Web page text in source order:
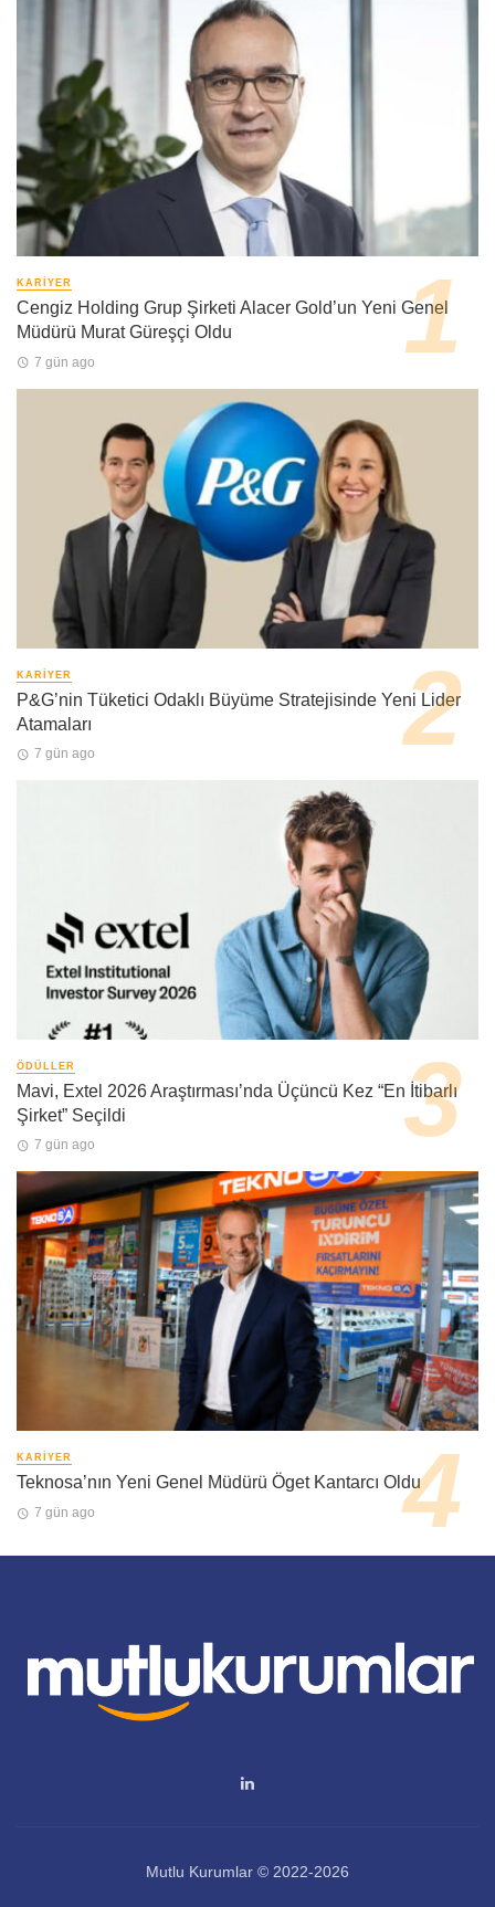
KARIYER
Cengiz Holding Grup Şirketi Alacer Gold’un Yeni Genel
Müdürü Murat Güreşçi Oldu
7 gün ago
KARIYER
P&G’nin Tüketici Odaklı Büyüme Stratejisinde Yeni Lider
Atamaları
7 gün ago
ÖDÜLLER
Mavi, Extel 2026 Araştırması’nda Üçüncü Kez “En İtibarlı
Şirket” Seçildi
7 gün ago
KARIYER
Teknosa’nın Yeni Genel Müdürü Öget Kantarcı Oldu
7 gün ago
Mutlu Kurumlar © 2022-2026